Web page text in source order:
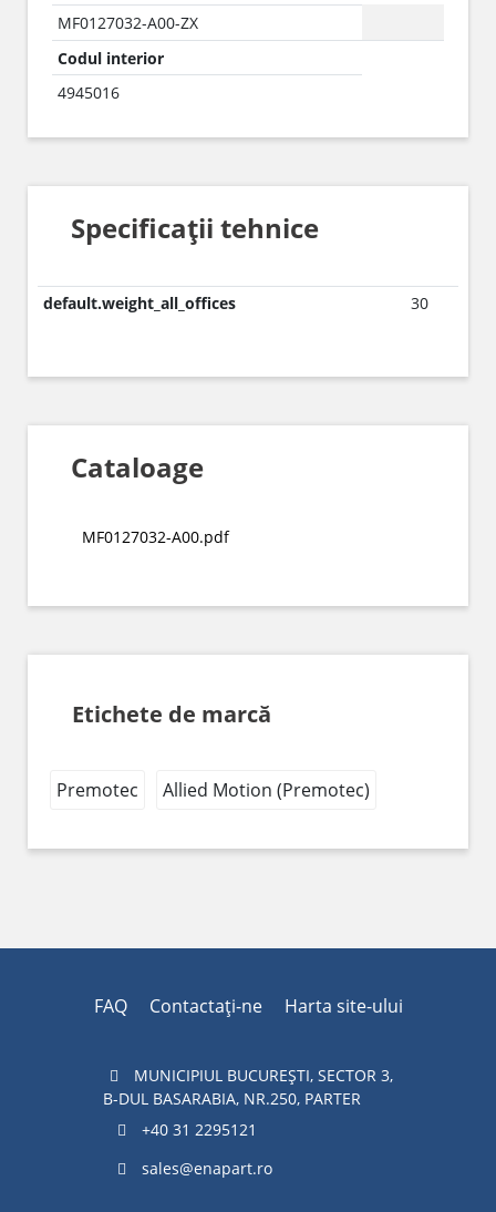
MF0127032-A00-ZX
Codul interior
4945016
Specificații tehnice
default.weight_all_offices 30
Cataloage
MF0127032-A00.pdf
Etichete de marcă
Premotec Allied Motion (Premotec)
FAQ Contactaţi-ne Harta site-ului
MUNICIPIUL BUCUREŞTI, SECTOR 3,
B-DUL BASARABIA, NR.250, PARTER
+40 31 2295121
sales@enapart.ro